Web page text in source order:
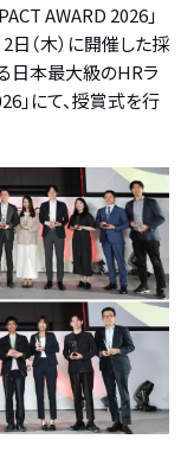
AWARD 2026」
日（木）に開催した採
日本最大級のHRラ
」にて、授賞式を行